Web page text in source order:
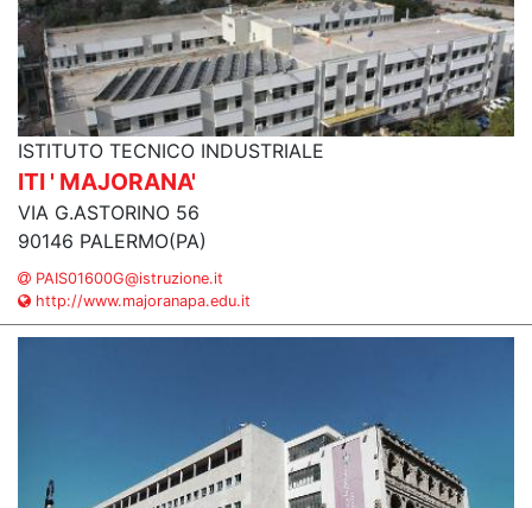
ISTITUTO TECNICO INDUSTRIALE
ITI ' MAJORANA'
VIA G.ASTORINO 56
90146 PALERMO(PA)
PAIS01600G@istruzione.it
http://www.majoranapa.edu.it